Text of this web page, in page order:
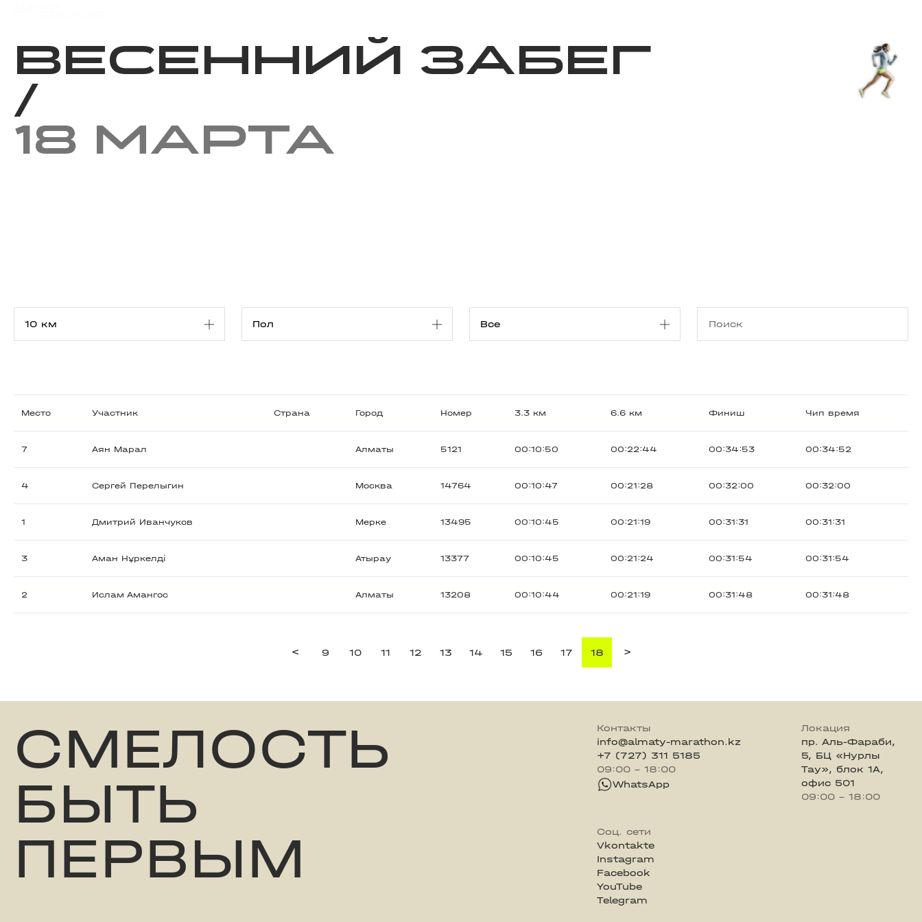
Весенний забег
/
18 марта
Место Участник Страна Город Номер 3.3 км 6.6 км Финиш Чип время
7 Аян Марал Алматы 5121 00:10:50 00:22:44 00:34:53 00:34:52
4 Сергей Перелыгин Москва 14764 00:10:47 00:21:28 00:32:00 00:32:00
1 Дмитрий Иванчуков Мерке 13495 00:10:45 00:21:19 00:31:31 00:31:31
3 Аман Нұркелді Атырау 13377 00:10:45 00:21:24 00:31:54 00:31:54
2 Ислам Амангос Алматы 13208 00:10:44 00:21:19 00:31:48 00:31:48
< 9 10 11 12 13 14 15 16 17 18 >
СМЕЛОСТЬ
БЫТЬ
ПЕРВЫМ
Контакты
info@almaty-marathon.kz
+7 (727) 311 5185
09:00 - 18:00
WhatsApp
Локация
пр. Аль-Фараби,
5, БЦ «Нурлы
Тау», блок 1А,
офис 501
09:00 - 18:00
Соц. сети
Vkontakte
Instagram
Facebook
YouTube
Telegram